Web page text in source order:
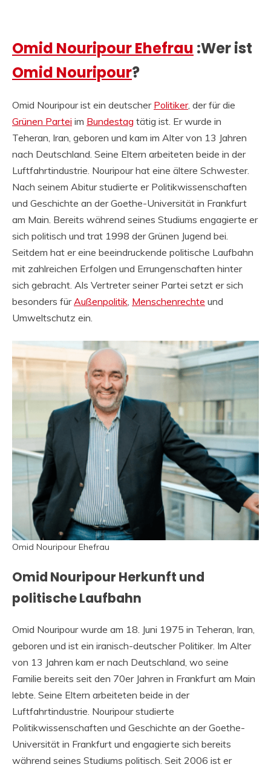
Omid Nouripour Ehefrau :Wer ist
Omid Nouripour?
Omid Nouripour ist ein deutscher Politiker, der für die
Grünen Partei im Bundestag tätig ist. Er wurde in
Teheran, Iran, geboren und kam im Alter von 13 Jahren
nach Deutschland. Seine Eltern arbeiteten beide in der
Luftfahrtindustrie. Nouripour hat eine ältere Schwester.
Nach seinem Abitur studierte er Politikwissenschaften
und Geschichte an der Goethe-Universität in Frankfurt
am Main. Bereits während seines Studiums engagierte er
sich politisch und trat 1998 der Grünen Jugend bei.
Seitdem hat er eine beeindruckende politische Laufbahn
mit zahlreichen Erfolgen und Errungenschaften hinter
sich gebracht. Als Vertreter seiner Partei setzt er sich
besonders für Außenpolitik Menschenrechte und
Umweltschutz ein.
Omid Nouripour Ehefrau
Omid Nouripour Herkunft und
politische Laufbahn
Omid Nouripour wurde am 18. Juni 1975 in Teheran, Iran,
geboren und ist ein iranisch-deutscher Politiker. Im Alter
von 13 Jahren kam er nach Deutschland, wo seine
Familie bereits seit den 70er Jahren in Frankfurt am Main
lebte. Seine Eltern arbeiteten beide in der
Luftfahrtindustrie. Nouripour studierte
Politikwissenschaften und Geschichte an der Goethe-
Universität in Frankfurt und engagierte sich bereits
während seines Studiums politisch. Seit 2006 ist er